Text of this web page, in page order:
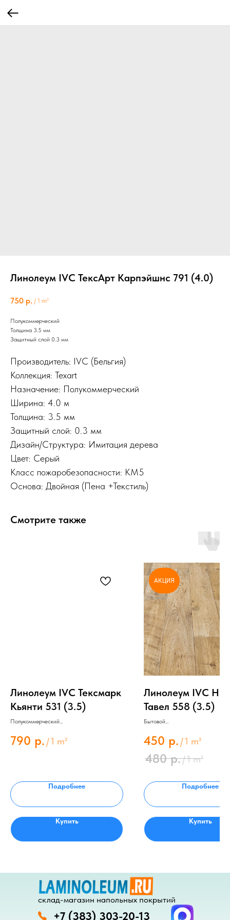
Линолеум IVC ТексАрт Карпэйшнс 791 (4.0)
750 р. / 1 m²
Полукоммерческий
Толщина 3.5 мм
Защитный слой 0.3 мм
Производитель: IVC (Бельгия)
Коллекция: Texart
Назначение: Полукоммерческий
Ширина: 4.0 м
Толщина: 3.5 мм
Защитный слой: 0.3 мм
Дизайн/Структура: Имитация дерева
Цвет: Серый
Класс пожаробезопасности: КМ5
Основа: Двойная (Пена +Текстиль)
Смотрите также
Линолеум IVC Тексмарк
Кьянти 531 (3.5)
Полукоммерческий
Защитный слой 0.4 мм
790 р. /1 m²
Подробнее
Купить
АКЦИЯ
Линолеум IVC Нео
Тавел 558 (3.5)
Бытовой
Защитный слой 0.2 мм
450 р. /1 m²
480 р./1 m²
Подробнее
Купить
+7 (383) 303-20-13
склад-магазин напольных покрытий